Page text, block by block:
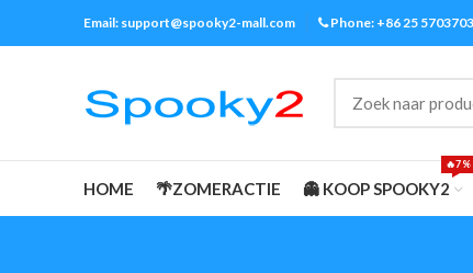
Email: support@spooky2-mall.com Phone: +86 25
HOME 🌴ZOMERACTIE 👻 KOOP SPOOKY2
🔥7%